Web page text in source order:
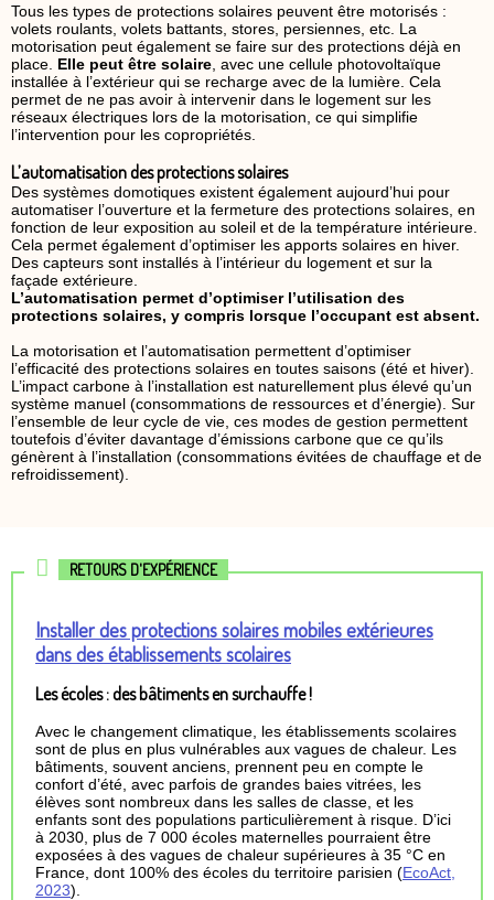
Tous les types de protections solaires peuvent être motorisés :
volets roulants, volets battants, stores, persiennes, etc. La
motorisation peut également se faire sur des protections déjà en
place. Elle peut être solaire , avec une cellule photovoltaïque
installée à l’extérieur qui se recharge avec de la lumière. Cela
permet de ne pas avoir à intervenir dans le logement sur les
réseaux électriques lors de la motorisation, ce qui simplifie
l’intervention pour les copropriétés.
L’automatisation des protections solaires
Des systèmes domotiques existent également aujourd’hui pour
automatiser l’ouverture et la fermeture des protections solaires, en
fonction de leur exposition au soleil et de la température intérieure.
Cela permet également d’optimiser les apports solaires en hiver.
Des capteurs sont installés à l’intérieur du logement et sur la
façade extérieure.
L’automatisation permet d’optimiser l’utilisation des
protections solaires, y compris lorsque l’occupant est absent.
La motorisation et l’automatisation permettent d’optimiser
l’efficacité des protections solaires en toutes saisons (été et hiver).
L’impact carbone à l’installation est naturellement plus élevé qu’un
système manuel (consommations de ressources et d’énergie). Sur
l’ensemble de leur cycle de vie, ces modes de gestion permettent
toutefois d’éviter davantage d’émissions carbone que ce qu’ils
génèrent à l’installation (consommations évitées de chauffage et de
refroidissement).
RETOURS D'EXPÉRIENCE
Installer des protections solaires mobiles extérieures
dans des établissements scolaires
Les écoles : des bâtiments en surchauffe !
Avec le changement climatique, les établissements scolaires
sont de plus en plus vulnérables aux vagues de chaleur. Les
bâtiments, souvent anciens, prennent peu en compte le
confort d’été, avec parfois de grandes baies vitrées, les
élèves sont nombreux dans les salles de classe, et les
enfants sont des populations particulièrement à risque. D’ici
à 2030, plus de 7 000 écoles maternelles pourraient être
exposées à des vagues de chaleur supérieures à 35 °C en
France, dont 100% des écoles du territoire parisien (EcoAct,
2023).